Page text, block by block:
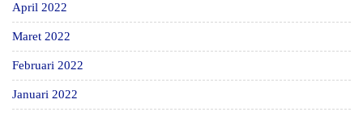
April 2022
Maret 2022
Februari 2022
Januari 2022